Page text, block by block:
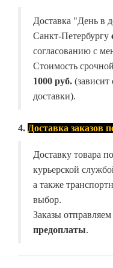
Доставка "День в
Санкт-Петербургу
согласованию с
Стоимость
1000 руб. (зависит
доставки).
4. Доставка заказов
Доставку товара
курьерской
а также
выбор.
Заказы
предоплаты.